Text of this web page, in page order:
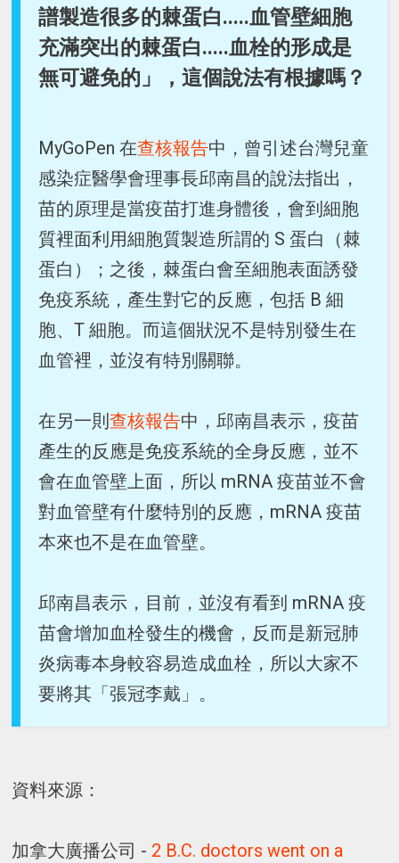
譜製造很多的棘蛋白.....血管壁細胞
充滿突出的棘蛋白.....血栓的形成是
無可避免的」，這個說法有根據嗎？
MyGoPen 在查核報告中，曾引述台灣兒童
感染症醫學會理事長邱南昌的說法指出，
苗的原理是當疫苗打進身體後，會到細胞
質裡面利用細胞質製造所謂的 S 蛋白（棘
蛋白）；之後，棘蛋白會至細胞表面誘發
免疫系統，產生對它的反應，包括 B 細
胞、T 細胞。而這個狀況不是特別發生在
血管裡，並沒有特別關聯。
在另一則查核報告中，邱南昌表示，疫苗
產生的反應是免疫系統的全身反應，並不
會在血管壁上面，所以 mRNA 疫苗並不會
對血管壁有什麼特別的反應，mRNA 疫苗
本來也不是在血管壁。
邱南昌表示，目前，並沒有看到 mRNA 疫
苗會增加血栓發生的機會，反而是新冠肺
炎病毒本身較容易造成血栓，所以大家不
要將其「張冠李戴」。
資料來源：
加拿大廣播公司 - 2 B.C. doctors went on a